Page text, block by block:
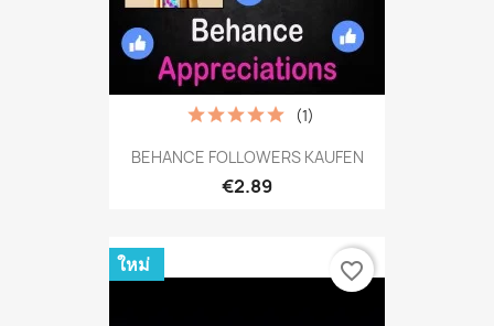
BEHANCE FOLLOWERS KAUFEN
€2.89
(1)
ใหม่ favorite_border